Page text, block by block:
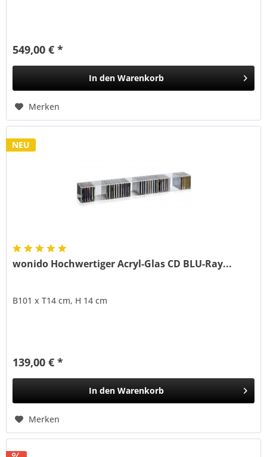
549,00 € *
In den Warenkorb
Merken
NEU
wonido Hochwertiger Acryl-Glas CD BLU-Ray...
B101 x T14 cm, H 14 cm
139,00 € *
In den Warenkorb
Merken